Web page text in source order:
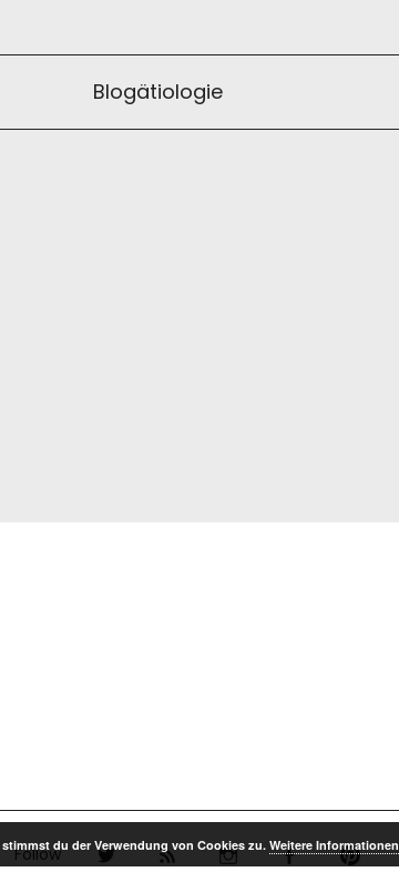
Blogätiologie
Followdu der Verwendung von Cookies zu.Weitere Informationen